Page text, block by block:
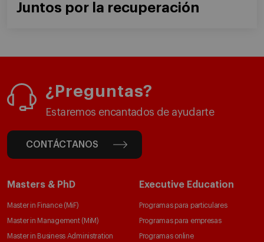
Juntos por la recuperación
¿Preguntas?
Estaremos encantados de ayudarte
CONTÁCTANOS
Masters & PhD
Master in Finance (MiF)
Master in Management (MiM)
Master in Business Administration
Executive Education
Programas para particulares
Programas para empresas
Programas online